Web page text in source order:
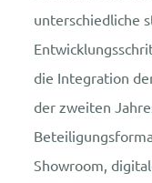
unterschiedliche
die Integration
der zweiten
Showroom,